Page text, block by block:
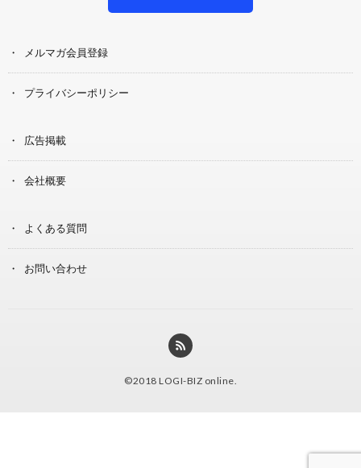
メルマガ会員登録
プライバシーポリシー
広告掲載
会社概要
よくある質問
お問い合わせ
©2018 LOGI-BIZ online